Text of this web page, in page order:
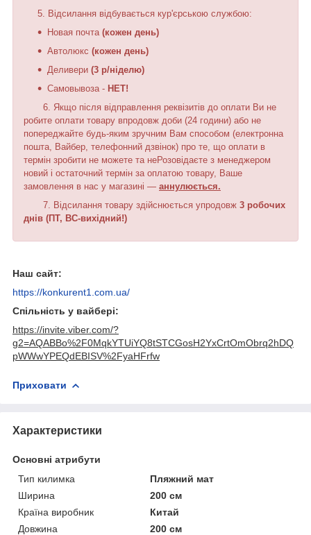
Відсилання відбувається кур'єрською службою:
Новая почта (кожен день)
Автолюкс (кожен день)
Деливери (3 р/ніделю)
Самовывоза - НЕТ!
6. Якщо після відправлення реквізитів до оплати Ви не
робите оплати товару впродовж доби (24 години) або не
попереджайте будь-яким зручним Вам способом (електронна
пошта, Вайбер, телефонний дзвінок) про те, що оплати в
термін зробити не можете та неРозовідаєте з менеджером
новий і остаточний термін за оплатою товару, Ваше
замовлення в нас у магазині — аннулюється.
7.
Відсилання товару здійснюється упродовж 3 робочих
днів (ПТ, ВС-вихідний!)
Наш сайт:
https://konkurent1.com.ua/
Спільність у вайбері:
https://invite.viber.com/?
g2=AQABBo%2F0MqkYTUiYQ8tSTCGosH2YxCrtOmObrq2hDQ
pWWwYPEQdEBISV%2FyaHFrfw
Приховати
Характеристики
Основні атрибути
Тип килимка
Пляжний мат
Ширина
200 см
Країна виробник
Китай
Довжина
200 см